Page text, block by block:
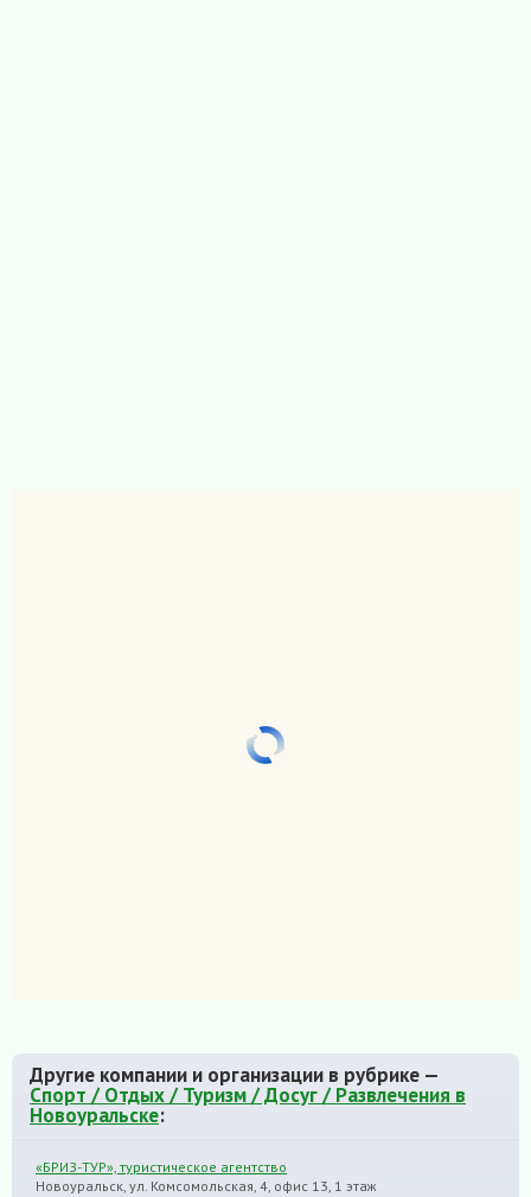
Другие компании и организации в рубрике —
Спорт / Отдых / Туризм / Досуг / Развлечения в
Новоуральске:
«БРИЗ-ТУР», туристическое агентство
Новоуральск, ул. Комсомольская, 4, офис 13, 1 этаж